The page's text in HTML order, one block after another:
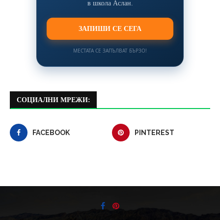
в школа Аслан.
ЗАПИШИ СЕ СЕГА
МЕСТАТА СЕ ЗАПЪЛВАТ БЪРЗО!
СОЦИАЛНИ МРЕЖИ:
FACEBOOK PINTEREST